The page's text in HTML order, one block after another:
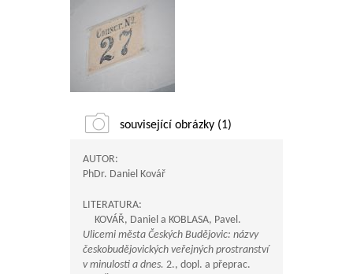
související obrázky (1)
AUTOR:
PhDr. Daniel Kovář
LITERATURA:
KOVÁŘ, Daniel a KOBLASA, Pavel.
Ulicemi města Českých Budějovic: názvy
českobudějovických veřejných prostranství
v minulosti a dnes. 2., dopl. a přeprac.